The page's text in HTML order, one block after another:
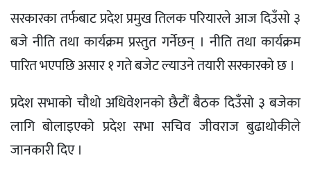
सरकारका तर्फबाट प्रदेश प्रमुख तिलक परियारले आज दिउँसो ३
बजे नीति तथा कार्यक्रम प्रस्तुत गर्नेछन् । नीति तथा कार्यक्रम
पारित भएपछि असार १ गते बजेट ल्याउने तयारी सरकारको छ ।
प्रदेश सभाको चौथो अधिवेशनको छैटौं बैठक दिउँसो ३ बजेका
लागि बोलाइएको प्रदेश सभा सचिव जीवराज बुढाथोकीले
जानकारी दिए ।